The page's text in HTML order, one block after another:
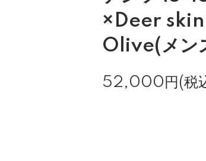
×Deer
Olive(メン
52,000円(税